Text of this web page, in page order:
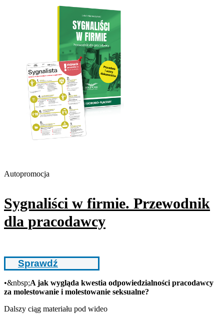
Autopromocja
Sygnaliści w firmie. Przewodnik
dla pracodawcy
Sprawdź
•&nbsp;A jak wygląda kwestia odpowiedzialności pracodawcy
za molestowanie i molestowanie seksualne?
Dalszy ciąg materiału pod wideo